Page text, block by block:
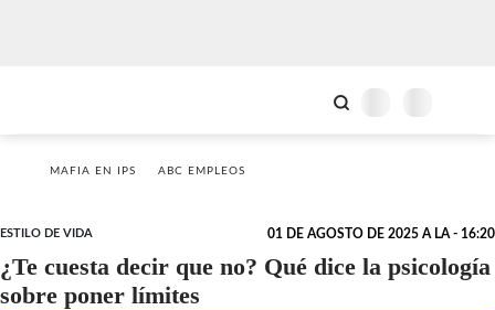
MAFIA EN IPS ABC EMPLEOS
ESTILO DE VIDA 01 DE AGOSTO DE 2025 A LA - 16:20
¿Te cuesta decir que no? Qué dice la psicología
sobre poner límites